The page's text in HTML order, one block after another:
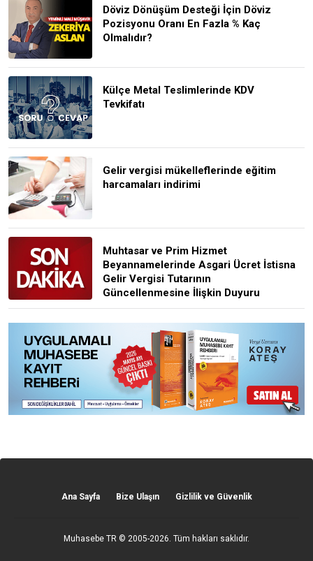
Döviz Dönüşüm Desteği İçin Döviz
Pozisyonu Oranı En Fazla % Kaç
Olmalıdır?
Külçe Metal Teslimlerinde KDV
Tevkifatı
Gelir vergisi mükelleflerinde eğitim
harcamaları indirimi
Muhtasar ve Prim Hizmet
Beyannamelerinde Asgari Ücret İstisna
Gelir Vergisi Tutarının
Güncellenmesine İlişkin Duyuru
Ana Sayfa Bize Ulaşın Gizlilik ve Güvenlik
Muhasebe TR © 2005-2026. Tüm hakları saklıdır.